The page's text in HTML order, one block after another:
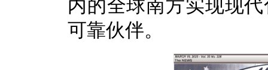
内的全球南方实现现
可靠伙伴。